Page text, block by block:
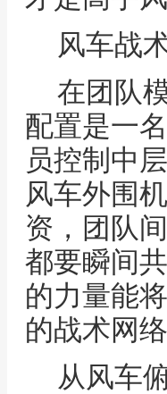
风车战
在团队
配置是一
员控制中
风车外围
资，团队
都要瞬间
的力量能
的战术网络
从风车